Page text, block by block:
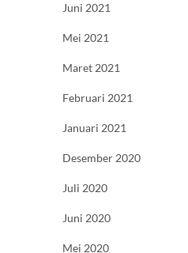
Juni 2021
Mei 2021
Maret 2021
Februari 2021
Januari 2021
Desember 2020
Juli 2020
Juni 2020
Mei 2020